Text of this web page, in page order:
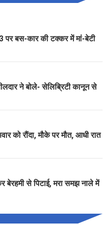
पर बस-कार की टक्कर में मां-बेटी
ने बोले- सेलिब्रिटी कानून से
को रौंदा, मौके पर मौत, आधी रात
से पिटाई, मरा समझ नाले में